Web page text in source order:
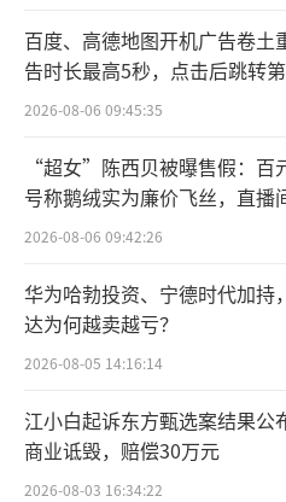
一次爆发。酒业家对比
威士忌与白兰地在进口
断缩小，2023年虽有短
围的不断提升下韧性增
迎来集中爆发。
拉长周期来看，这
十年前就已埋下伏笔。
暖，随着威士忌人群的
麦芽风潮开始兴起，
起。数据显示，对比十
达2015年的4.36倍，增
的平均增速。
百度、高德地图开机广告卷土
告时长最高5秒，点击后跳转
2026-08-06 09:45:35
“超女”陈西贝被曝售假：百
号称鹅绒实为廉价飞丝，直播
百万元
2026-08-06 09:42:26
华为哈勃投资、宁德时代加持
达为何越卖越亏？
2026-08-05 14:16:14
江小白起诉东方甄选案结果公
商业诋毁，赔偿30万元
2026-08-03 16:34:22